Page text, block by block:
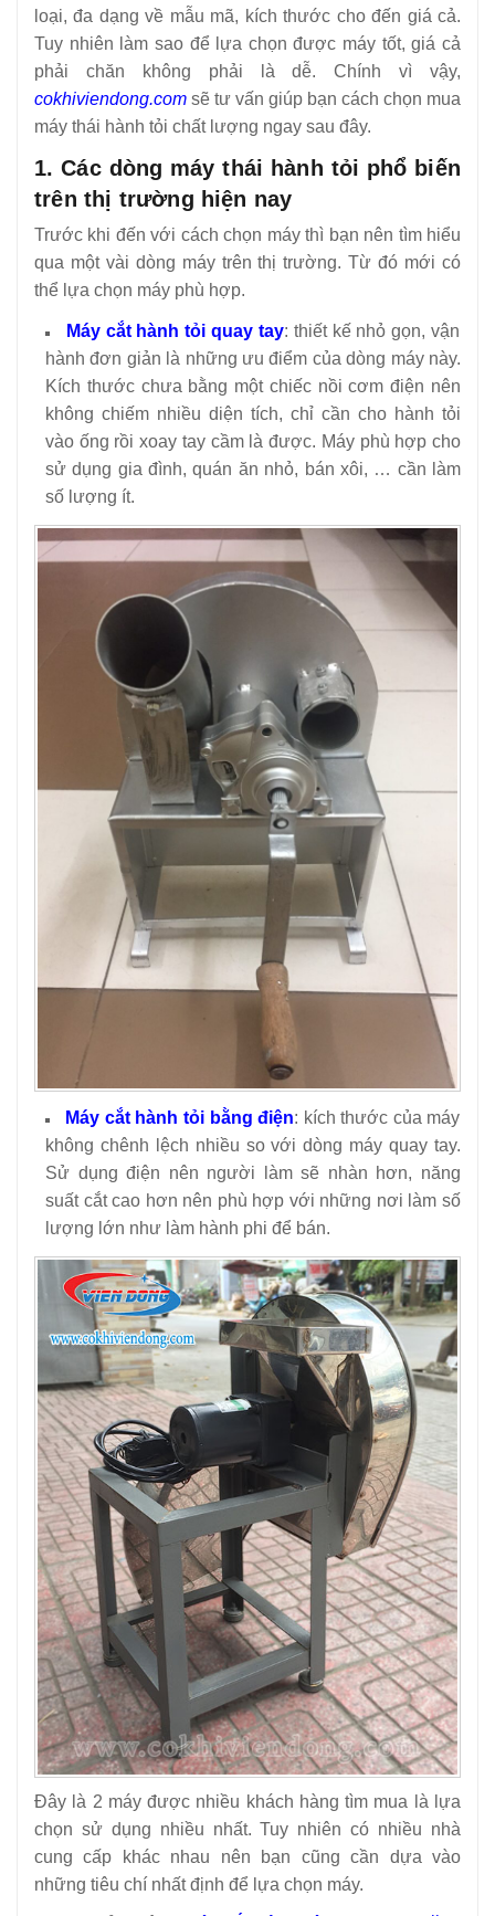
loại, đa dạng về mẫu mã, kích thước cho đến giá cả.
Tuy nhiên làm sao để lựa chọn được máy tốt, giá cả
phải chăn không phải là dễ. Chính vì vậy,
cokhiviendong.com sẽ tư vấn giúp bạn cách chọn mua
máy thái hành tỏi chất lượng ngay sau đây.
1. Các dòng máy thái hành tỏi phổ biến
trên thị trường hiện nay
Trước khi đến với cách chọn máy thì bạn nên tìm hiểu
qua một vài dòng máy trên thị trường. Từ đó mới có
thể lựa chọn máy phù hợp.
Máy cắt hành tỏi quay tay: thiết kế nhỏ gọn, vận
hành đơn giản là những ưu điểm của dòng máy này.
Kích thước chưa bằng một chiếc nồi cơm điện nên
không chiếm nhiều diện tích, chỉ cần cho hành tỏi
vào ống rồi xoay tay cầm là được. Máy phù hợp cho
sử dụng gia đình, quán ăn nhỏ, bán xôi, … cần làm
số lượng ít.
Máy cắt hành tỏi bằng điện: kích thước của máy
không chênh lệch nhiều so với dòng máy quay tay.
Sử dụng điện nên người làm sẽ nhàn hơn, năng
suất cắt cao hơn nên phù hợp với những nơi làm số
lượng lớn như làm hành phi để bán.
Đây là 2 máy được nhiều khách hàng tìm mua là lựa
chọn sử dụng nhiều nhất. Tuy nhiên có nhiều nhà
cung cấp khác nhau nên bạn cũng cần dựa vào
những tiêu chí nhất định để lựa chọn máy.